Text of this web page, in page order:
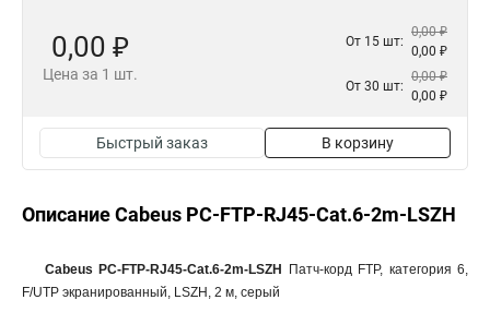
0,00 ₽
Цена за 1 шт.
От 15 шт:
0,00 ₽
0,00 ₽
От 30 шт:
0,00 ₽
0,00 ₽
Быстрый заказ В корзину
Описание Cabeus PC-FTP-RJ45-Cat.6-2m-LSZH
Cabeus PC-FTP-RJ45-Cat.6-2m-LSZH
Патч-корд FTP, категория 6,
F/UTP экранированный, LSZH, 2 м, серый